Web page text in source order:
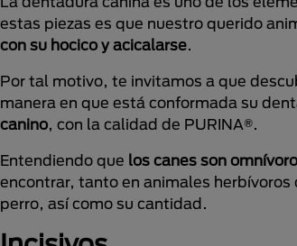
estas piezas es que nuestro querido
con su hocico y acicalarse.
Por tal motivo, te invitamos a que
manera en que está conformada su
canino, con la calidad de PURINA®.
Entendiendo que los canes son
encontrar, tanto en animales
perro, así como su cantidad.